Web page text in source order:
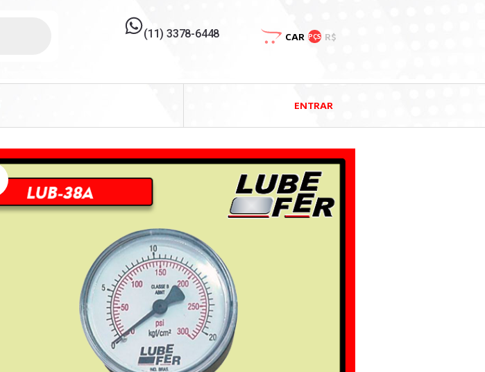
(11) 3378-6448 CAR PÇS R$
ENTRAR